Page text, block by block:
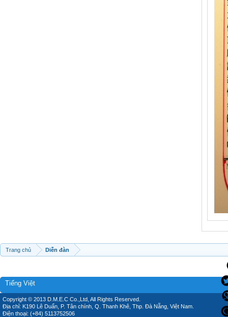
Trang chủ Diễn đàn
Tiếng Việt
Copyright © 2013 D.M.E.C Co.,Ltd, All Rights Reserved.
Địa chỉ: K190 Lê Duẩn, P. Tân chính, Q. Thanh Khê, Thp. Đà Nẵng, Việt Nam.
Điện thoại: (+84) 5113752506